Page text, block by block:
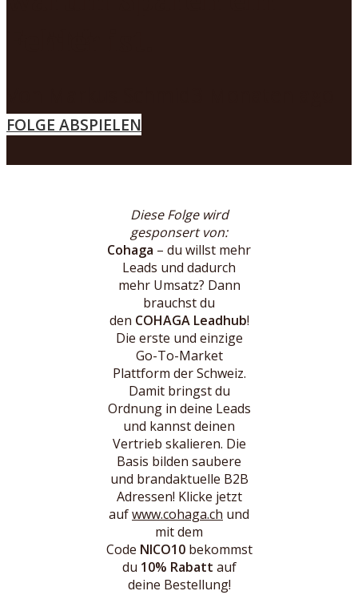
FOLGE ABSPIELEN
Diese Folge wird
gesponsert von:
Cohaga – du willst mehr
Leads und dadurch
mehr Umsatz? Dann
brauchst du
den COHAGA Leadhub!
Die erste und einzige
Go-To-Market
Plattform der Schweiz.
Damit bringst du
Ordnung in deine Leads
und kannst deinen
Vertrieb skalieren. Die
Basis bilden saubere
und brandaktuelle B2B
Adressen! Klicke jetzt
aufwww.cohaga.ch und
mit dem
Code NICO10bekommst
du 10% Rabatt auf
deine Bestellung!